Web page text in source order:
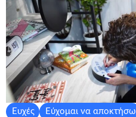
Ευχές Εύχομαι να αποκτήσω